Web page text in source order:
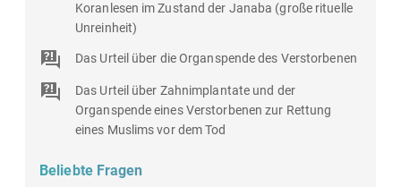
Koranlesen im Zustand der Janaba (große rituelle
Unreinheit)
Das Urteil über die Organspende des Verstorbenen
Das Urteil über Zahnimplantate und der
Organspende eines Verstorbenen zur Rettung
eines Muslims vor dem Tod
Beliebte Fragen